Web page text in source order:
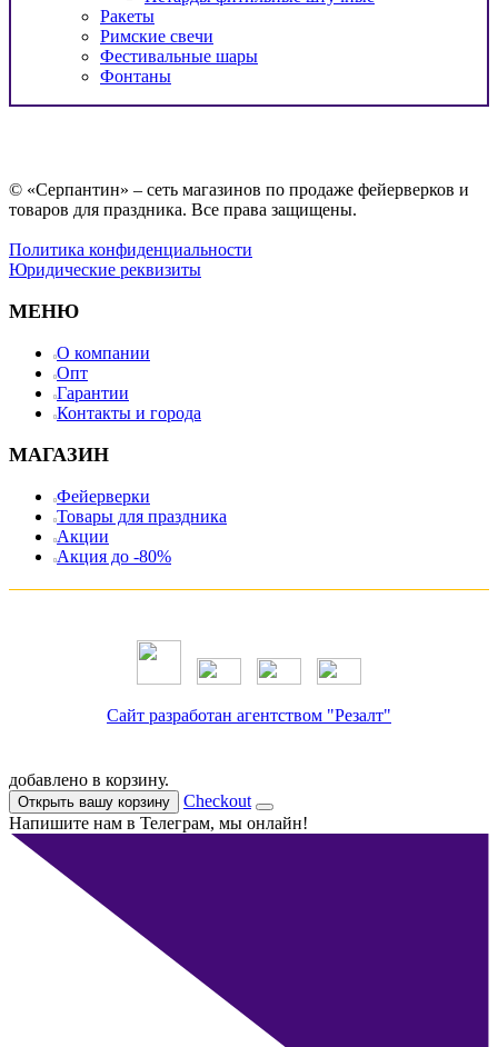
Ракеты
Римские свечи
Фестивальные шары
Фонтаны
© «Серпантин» – сеть магазинов по продаже фейерверков и
товаров для праздника. Все права защищены.
Политика конфиденциальности
Юридические реквизиты
МЕНЮ
О компании
Опт
Гарантии
Контакты и города
МАГАЗИН
Фейерверки
Товары для праздника
Акции
Акция до -80%
Сайт разработан агентством "Резалт"
добавлено в корзину.
Открыть вашу корзину
Checkout
Напишите нам в Телеграм, мы онлайн!